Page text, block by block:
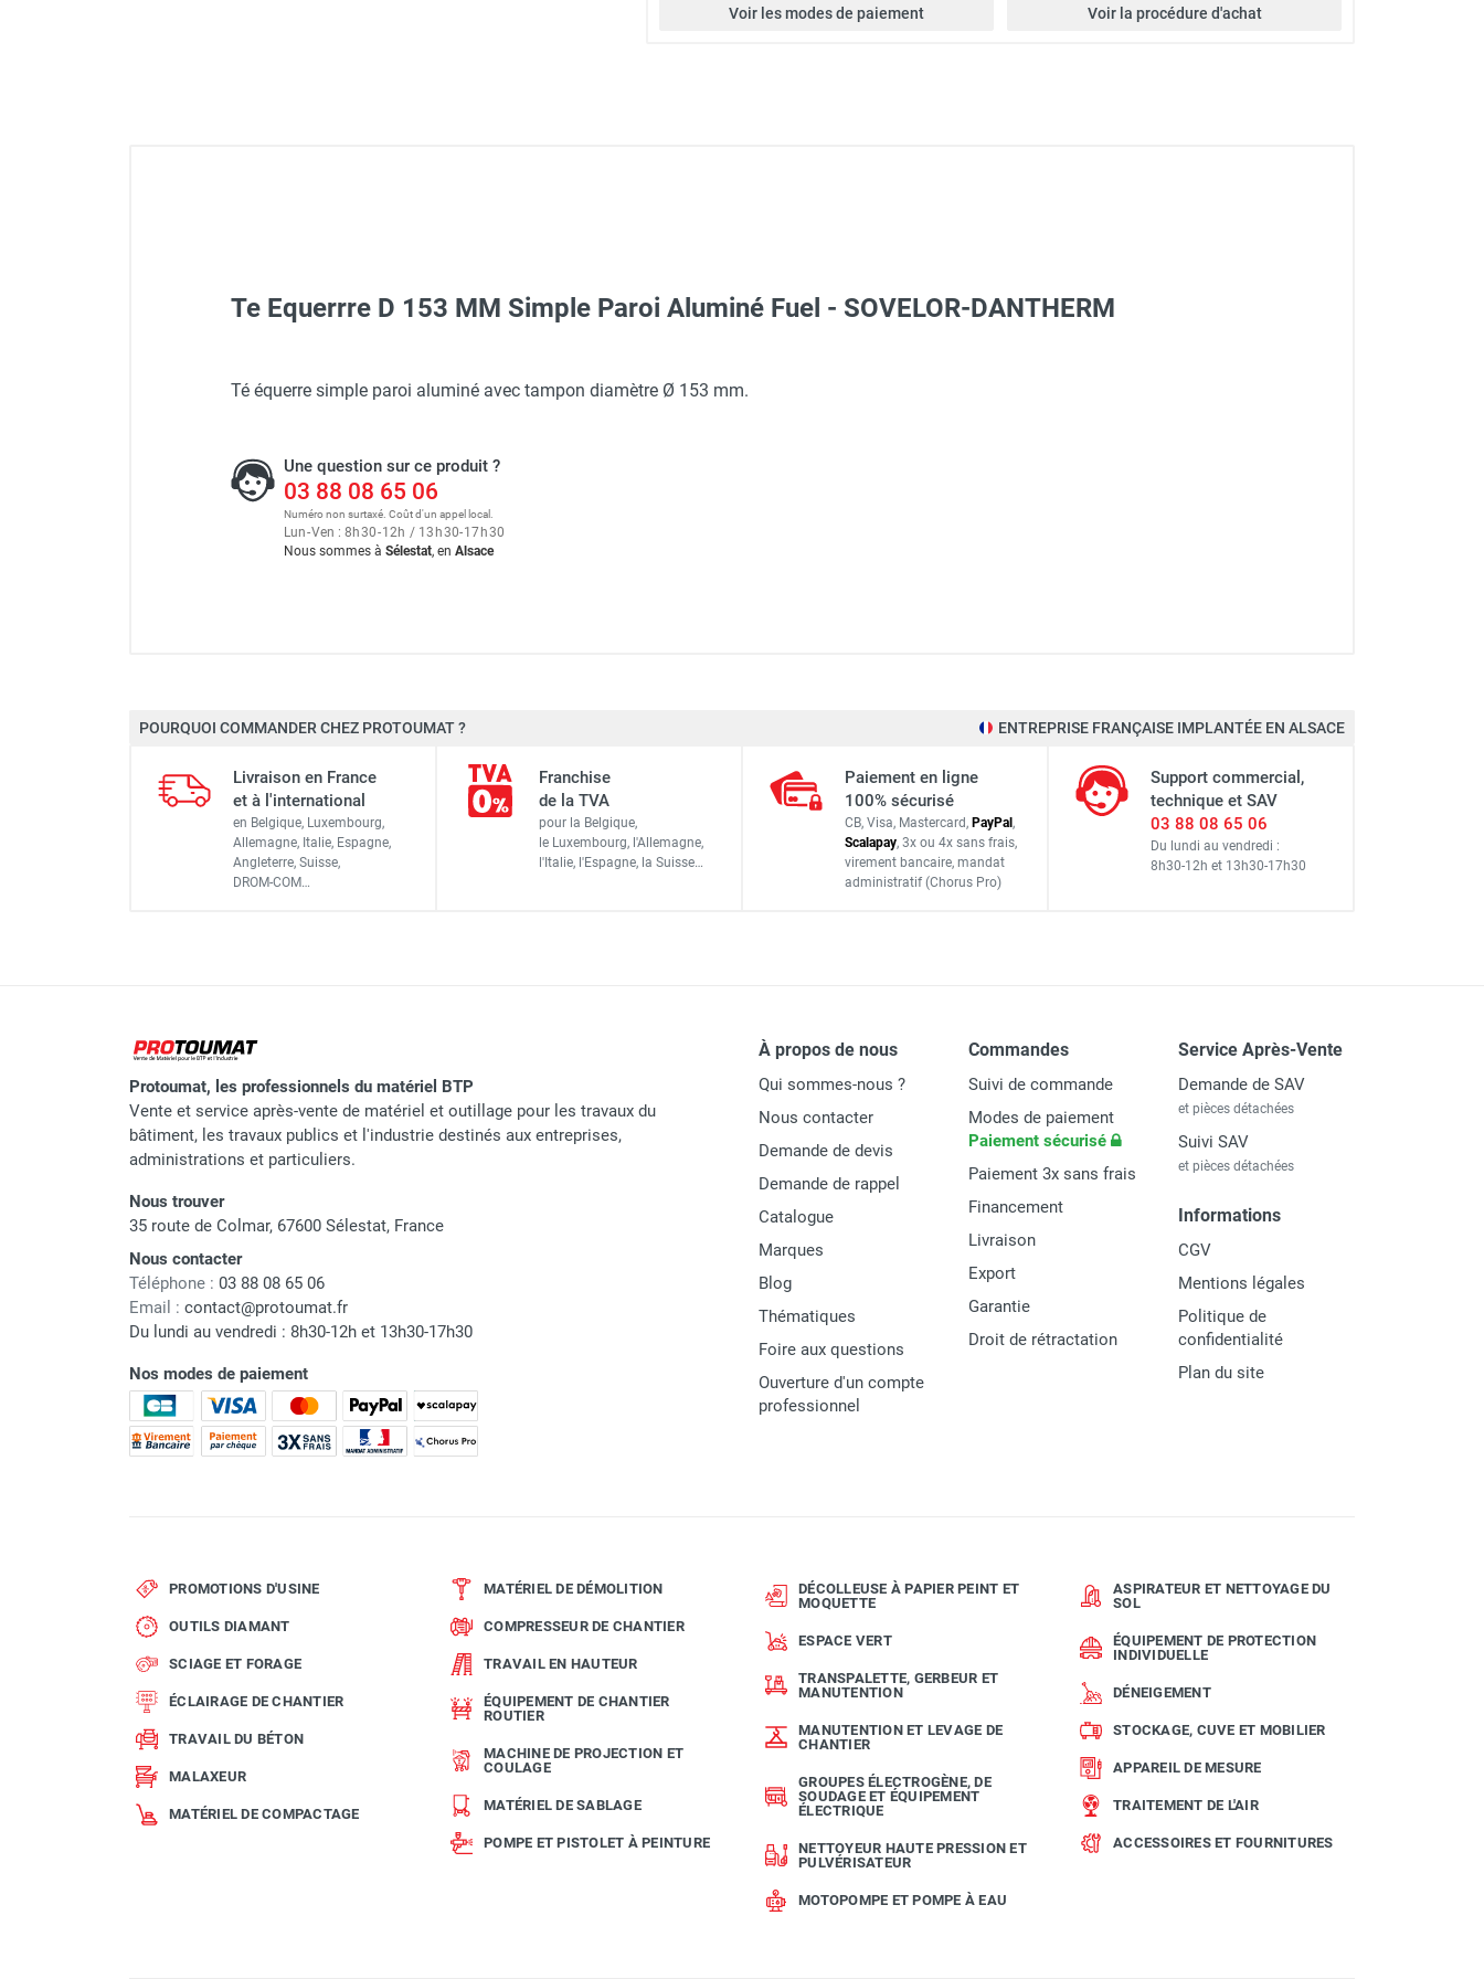
DÉNEIGEMENT
ACCESSOIRES ET
FOURNITURES
Voir les modes de paiement Voir la procédure d'achat
Chauffage au fioul à air pulsé mobile de 34 kW BV 110 (HPV 35) - SOVELOR-DANTHERM
Chauffage Mobile au Fioul EC 110 - SOVELOR-DANTHERM
Chauffage au fioul à air pulsé mobile de 49 kW BV 170 (HPV 55) - SOVELOR-DANTHERM
Te Equerrre D 153 MM Simple Paroi Aluminé Fuel - SOVELOR-DANTHERM
Té équerre simple paroi aluminé avec tampon diamètre Ø 153 mm.
Une question sur ce produit ?
03 88 08 65 06
Numéro non surtaxé. Coût d'un appel local.
Lun-Ven : 8h30-12h / 13h30-17h30
Nous sommes à Sélestat, en Alsace
Marque
Référence fournisseur AC86
Origine France
Classement produit ACCESSOIRES
POURQUOI COMMANDER CHEZ PROTOUMAT ? ENTREPRISE FRANÇAISE IMPLANTÉE EN ALSACE
Livraison en France
et à l'international
en Belgique, Luxembourg,
Allemagne, Italie, Espagne,
Angleterre, Suisse,
DROM-COM…
Franchise
de la TVA
pour la Belgique,
le Luxembourg, l'Allemagne,
l'Italie, l'Espagne, la Suisse…
Paiement en ligne
100% sécurisé
CB, Visa, Mastercard, PayPal,
Scalapay, 3x ou 4x sans frais,
virement bancaire, mandat
administratif (Chorus Pro)
Support commercial,
technique et SAV
03 88 08 65 06
Du lundi au vendredi :
8h30-12h et 13h30-17h30
Protoumat, les professionnels du matériel BTP
Vente et service après-vente de matériel et outillage pour les travaux du
bâtiment, les travaux publics et l'industrie destinés aux entreprises,
administrations et particuliers.
Nous trouver
35 route de Colmar, 67600 Sélestat, France
Nous contacter
Téléphone : 03 88 08 65 06
Email : contact@protoumat.fr
Du lundi au vendredi : 8h30-12h et 13h30-17h30
Nos modes de paiement
À propos de nous
Qui sommes-nous ?
Nous contacter
Demande de devis
Demande de rappel
Catalogue
Marques
Blog
Thématiques
Foire aux questions
Ouverture d'un compte
professionnel
Commandes
Suivi de commande
Modes de paiement
Paiement sécurisé
Paiement 3x sans frais
Financement
Livraison
Export
Garantie
Droit de rétractation
Service Après-Vente
Demande de SAV
et pièces détachées
Suivi SAV
et pièces détachées
Informations
CGV
Mentions légales
Politique de
confidentialité
Plan du site
PROMOTIONS D'USINE
OUTILS DIAMANT
SCIAGE ET FORAGE
ÉCLAIRAGE DE CHANTIER
TRAVAIL DU BÉTON
MALAXEUR
MATÉRIEL DE COMPACTAGE
MATÉRIEL DE DÉMOLITION
COMPRESSEUR DE CHANTIER
TRAVAIL EN HAUTEUR
ÉQUIPEMENT DE CHANTIER
ROUTIER
MACHINE DE PROJECTION ET
COULAGE
MATÉRIEL DE SABLAGE
POMPE ET PISTOLET À PEINTURE
DÉCOLLEUSE À PAPIER PEINT ET
MOQUETTE
ESPACE VERT
TRANSPALETTE, GERBEUR ET
MANUTENTION
MANUTENTION ET LEVAGE DE
CHANTIER
GROUPES ÉLECTROGÈNE, DE
SOUDAGE ET ÉQUIPEMENT
ÉLECTRIQUE
NETTOYEUR HAUTE PRESSION ET
PULVÉRISATEUR
MOTOPOMPE ET POMPE À EAU
ASPIRATEUR ET NETTOYAGE DU
SOL
ÉQUIPEMENT DE PROTECTION
INDIVIDUELLE
DÉNEIGEMENT
STOCKAGE, CUVE ET MOBILIER
APPAREIL DE MESURE
TRAITEMENT DE L'AIR
ACCESSOIRES ET FOURNITURES